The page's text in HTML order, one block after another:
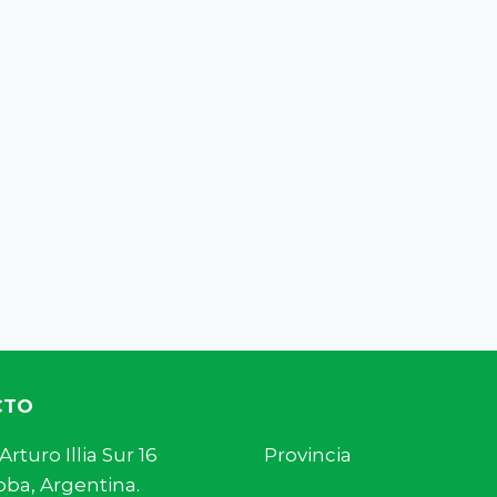
Arturo Illia Sur 16 Provincia
Argentina.